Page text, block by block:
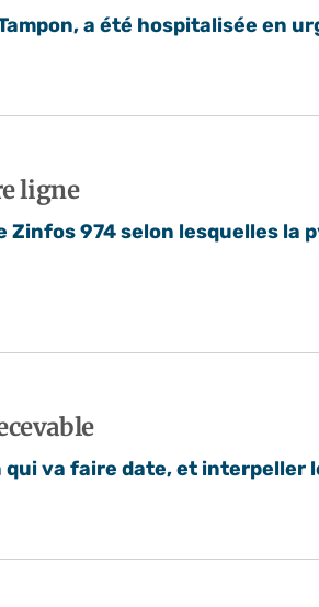
a été hospitalisée en
ligne
Zinfos 974 selon lesquelles la
va faire date, et interpeller